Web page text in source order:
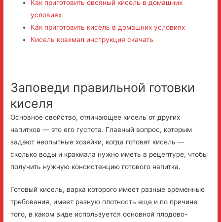
Как приготовить овсяный кисель в домашних
условиях
Как приготовить кисель в домашних условиях
Кисель крахмал инструкция скачать
Заповеди правильной готовки
киселя
Основное свойство, отличающее кисель от других
напитков — это его густота. Главный вопрос, которым
задают неопытные хозяйки, когда готовят кисель —
сколько воды и крахмала нужно иметь в рецептуре, чтобы
получить нужную консистенцию готового напитка.
Готовый кисель, варка которого имеет разные временные
требования, имеет разную плотность еще и по причине
того, в каком виде используется основной плодово-